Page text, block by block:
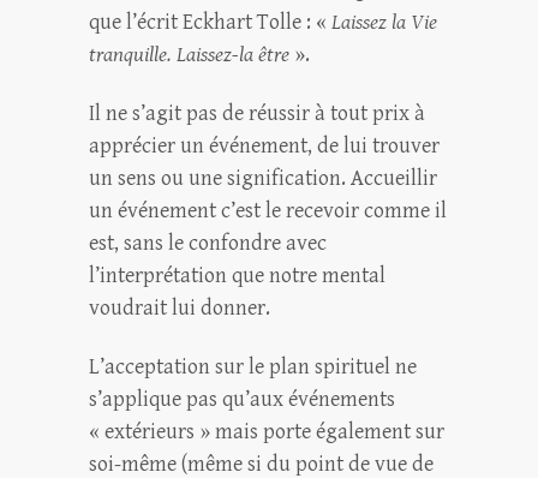
que l’écrit Eckhart Tolle : « Laissez la Vie
tranquille. Laissez-la être ».
Il ne s’agit pas de réussir à tout prix à
apprécier un événement, de lui trouver
un sens ou une signification. Accueillir
un événement c’est le recevoir comme il
est, sans le confondre avec
l’interprétation que notre mental
voudrait lui donner.
L’acceptation sur le plan spirituel ne
s’applique pas qu’aux événements
« extérieurs » mais porte également sur
soi-même (même si du point de vue de